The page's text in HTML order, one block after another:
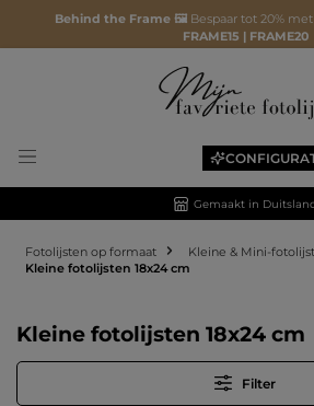
Behind the Frame 🖼️ Bespaar tot 20%
FRAME15 | FRAME20
Gemaakt in
Fotolijsten op formaat
Kleine & Mini-
Kleine fotolijsten 18x24 cm
Kleine fotolijsten 18x24 cm
Filter